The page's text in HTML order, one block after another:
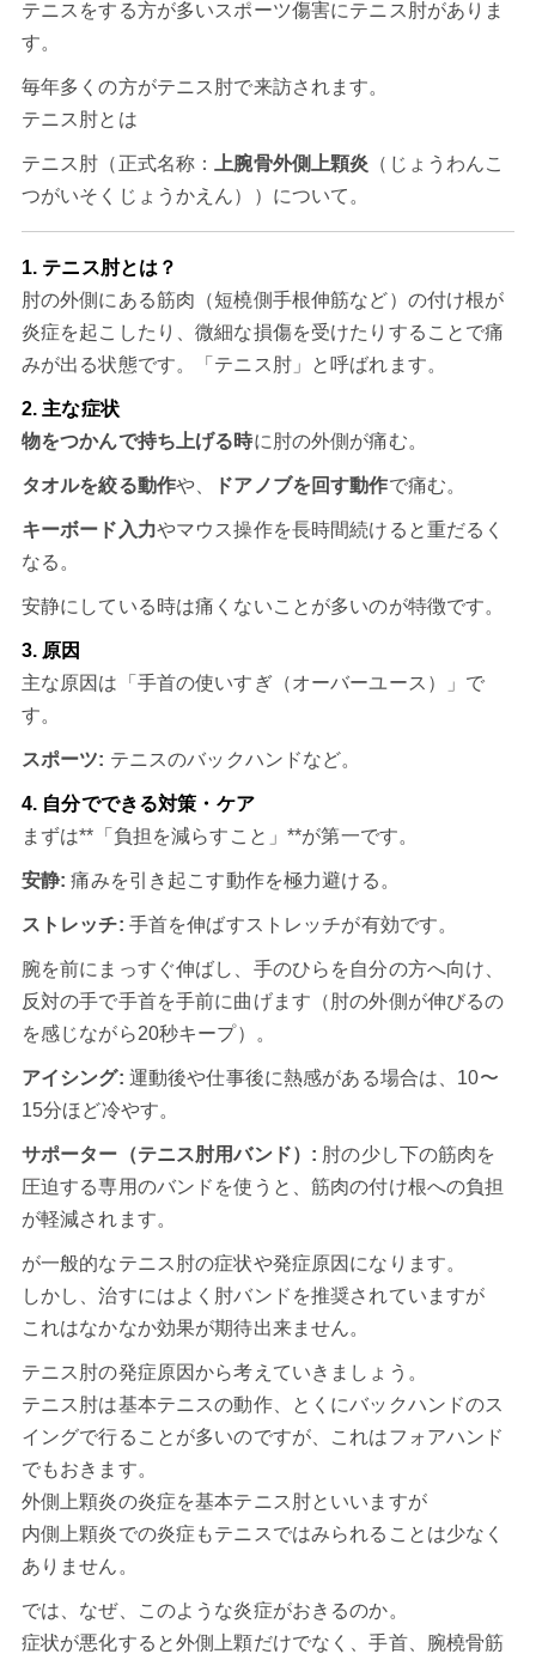
テニスをする方が多いスポーツ傷害にテニス肘がありま
す。
毎年多くの方がテニス肘で来訪されます。
テニス肘とは
テニス肘（正式名称： 上腕骨外側上顆炎 （じょうわんこ
つがいそくじょうかえん））について。
1. テニス肘とは？
肘の外側にある筋肉（短橈側手根伸筋など）の付け根が
炎症を起こしたり、微細な損傷を受けたりすることで痛
みが出る状態です。「テニス肘」と呼ばれます。
2. 主な症状
物をつかんで持ち上げる時に肘の外側が痛む。
タオルを絞る動作や、 ドアノブを回す動作で痛む。
キーボード入力やマウス操作を長時間続けると重だるく
なる。
安静にしている時は痛くないことが多いのが特徴です。
3. 原因
主な原因は「手首の使いすぎ（オーバーユース）」で
す。
スポーツ: テニスのバックハンドなど。
4. 自分でできる対策・ケア
まずは**「負担を減らすこと」**が第一です。
安静: 痛みを引き起こす動作を極力避ける。
ストレッチ: 手首を伸ばすストレッチが有効です。
腕を前にまっすぐ伸ばし、手のひらを自分の方へ向け、
反対の手で手首を手前に曲げます（肘の外側が伸びるの
を感じながら20秒キープ）。
アイシング: 運動後や仕事後に熱感がある場合は、10〜
15分ほど冷やす。
サポーター（テニス肘用バンド）: 肘の少し下の筋肉を
圧迫する専用のバンドを使うと、筋肉の付け根への負担
が軽減されます。
が一般的なテニス肘の症状や発症原因になります。
しかし、治すにはよく肘バンドを推奨されていますが
これはなかなか効果が期待出来ません。
テニス肘の発症原因から考えていきましょう。
テニス肘は基本テニスの動作、とくにバックハンドのス
イングで行ることが多いのですが、これはフォアハンド
でもおきます。
外側上顆炎の炎症を基本テニス肘といいますが
内側上顆炎での炎症もテニスではみられることは少なく
ありません。
では、なぜ、このような炎症がおきるのか。
症状が悪化すると外側上顆だけでなく、手首、腕橈骨筋